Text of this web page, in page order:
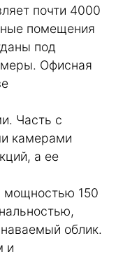
почти 4000
помещения
под
Офисная
Часть с
камерами
а ее
мощностью 150
облик.
и